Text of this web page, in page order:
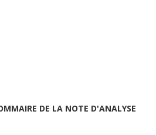
DE LA NOTE D'ANALYSE